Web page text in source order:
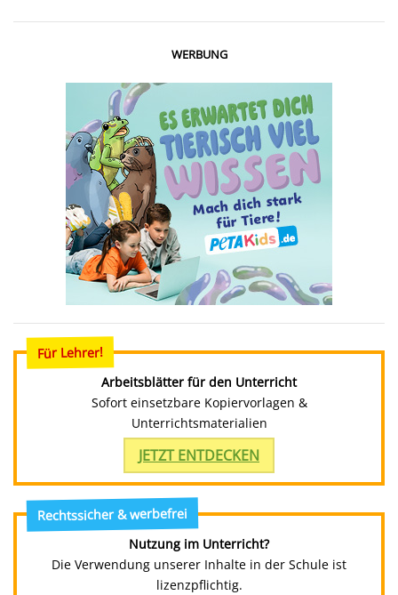
WERBUNG
Für Lehrer!
Arbeitsblätter für den Unterricht
Sofort einsetzbare Kopiervorlagen &
Unterrichtsmaterialien
JETZT ENTDECKEN
Rechtssicher & werbefrei
Nutzung im Unterricht?
Die Verwendung unserer Inhalte in der Schule ist
lizenzpflichtig.